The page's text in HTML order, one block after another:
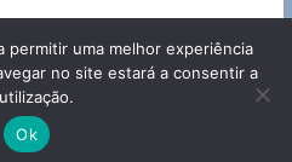
Consultores
permitir uma melhor experiência
no site estará a consentir a
Ok